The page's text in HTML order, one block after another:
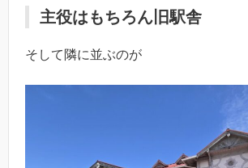
主役はもちろん旧駅舎
そして隣に並ぶのが